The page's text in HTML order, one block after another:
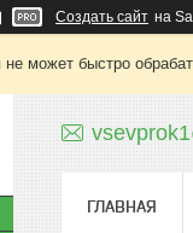
Создать сайт на
может быстро
ГЛАВНАЯ